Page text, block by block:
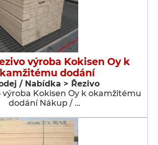
výroba Kokisen Oy k
dodání
/ Nabídka > Řezivo
výroba Kokisen Oy k okamžitému
dodání Nákup / …